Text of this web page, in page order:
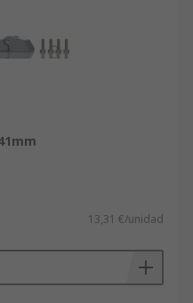
13,31 €/unidad